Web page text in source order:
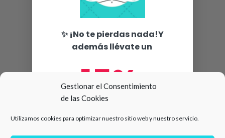
Gestionar el Consentimiento
de las Cookies
Utilizamos cookies para optimizar nuestro sitio web y nuestro servicio.
✨ ¡No te pierdas nada!Y
además llévate un
15%
compra 🛍️